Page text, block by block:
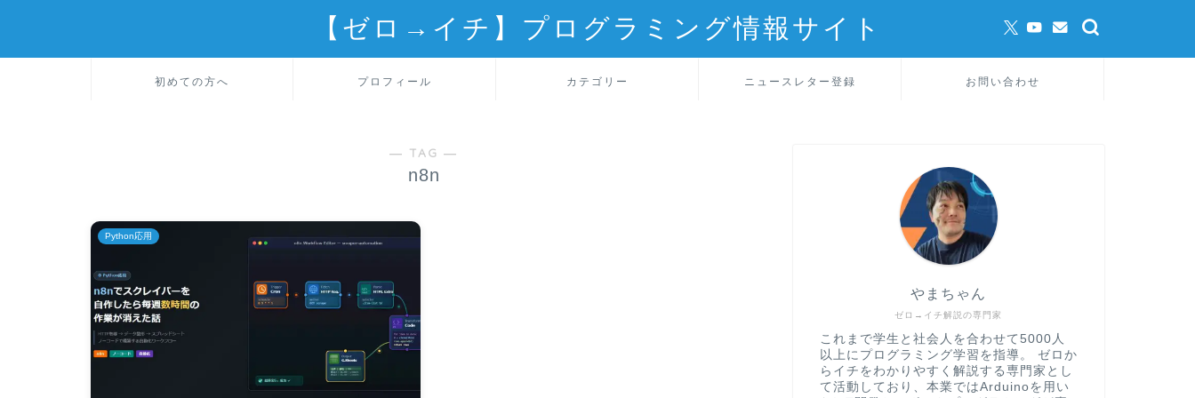
【ゼロ→イチ】プログラミング情報サイト
初めての方へ プロフィール カテゴリー ニュースレター登録 お問い合わせ
― TAG ―
n8n
Python応用
ゼロ→イチ解説の専門家
やまちゃん
これまで学生と社会人を合わせて5000人
以上にプログラミング学習を指導。 ゼロか
らイチをわかりやすく解説する専門家とし
て活動しており、本業ではArduinoを用い